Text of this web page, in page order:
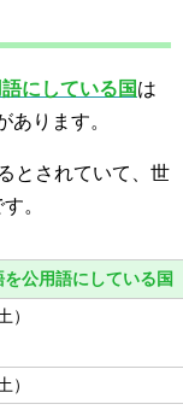
にしている国は
あります。
とされていて、世
。
を公用語にしている国
）
）